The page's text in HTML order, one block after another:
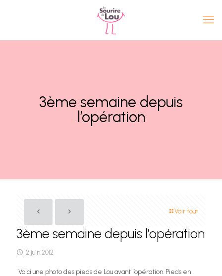
3ème semaine depuis
l’opération
Voir tout
3ème semaine depuis l’opération
12 juin 2012
Voici une photo des pieds de Lou avant l’opération. Pieds en